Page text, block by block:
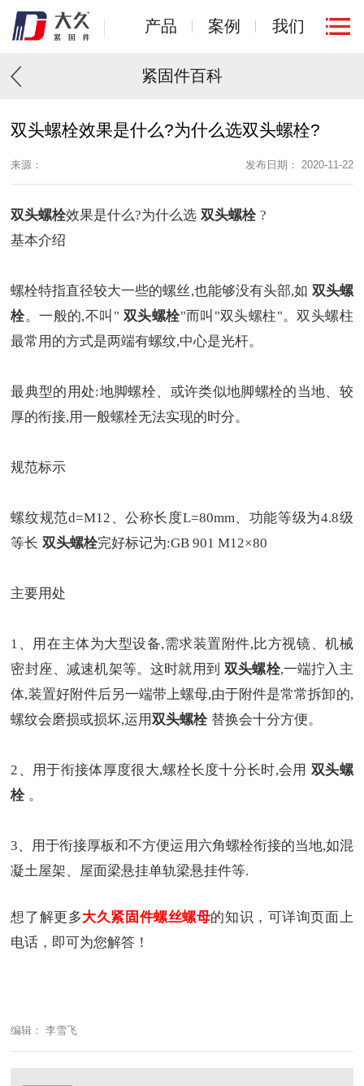
产品 案例 我们
紧固件百科
双头螺栓效果是什么?为什么选双头螺栓?
来源： 发布日期： 2020-11-22
双头螺栓效果是什么?为什么选 双头螺栓 ?
基本介绍
螺栓特指直径较大一些的螺丝,也能够没有头部,如 双头螺
栓。一般的,不叫" 双头螺栓"而叫"双头螺柱"。双头螺柱
最常用的方式是两端有螺纹,中心是光杆。
最典型的用处:地脚螺栓、或许类似地脚螺栓的当地、较
厚的衔接,用一般螺栓无法实现的时分。
规范标示
螺纹规范d=M12、公称长度L=80mm、功能等级为4.8级
等长 双头螺栓完好标记为:GB 901 M12×80
主要用处
1、用在主体为大型设备,需求装置附件,比方视镜、机械
密封座、减速机架等。这时就用到 双头螺栓,一端拧入主
体,装置好附件后另一端带上螺母,由于附件是常常拆卸的,
螺纹会磨损或损坏,运用双头螺栓 替换会十分方便。
2、用于衔接体厚度很大,螺栓长度十分长时,会用 双头螺
栓 。
3、用于衔接厚板和不方便运用六角螺栓衔接的当地,如混
凝土屋架、屋面梁悬挂单轨梁悬挂件等.
想了解更多大久紧固件螺丝螺母的知识，可详询页面上
电话，即可为您解答！
编辑： 李雪飞